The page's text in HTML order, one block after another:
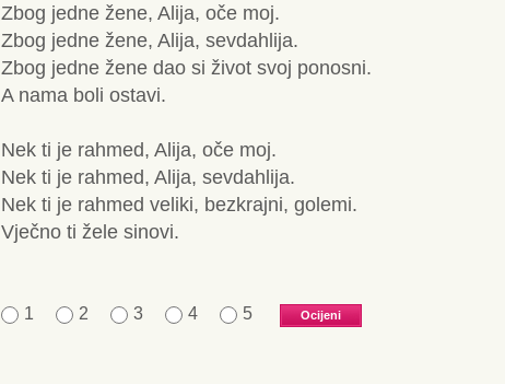
Zbog jedne žene, Alija, oče moj.
Zbog jedne žene, Alija, sevdahlija.
Zbog jedne žene dao si život svoj ponosni.
A nama boli ostavi.
Nek ti je rahmed, Alija, oče moj.
Nek ti je rahmed, Alija, sevdahlija.
Nek ti je rahmed veliki, bezkrajni, golemi.
Vječno ti žele sinovi.
1 2 3 4 5